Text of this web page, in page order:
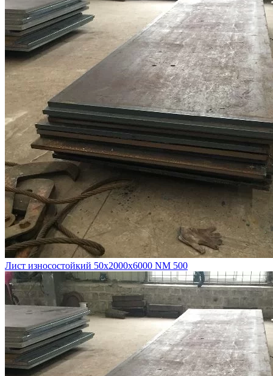
Лист износостойкий 50х2000х6000 NM 500